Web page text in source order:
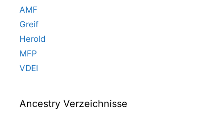
AMF
Greif
Herold
MFP
VDEI
Ancestry Verzeichnisse